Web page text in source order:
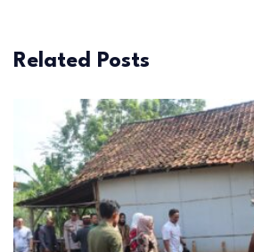
Related Posts